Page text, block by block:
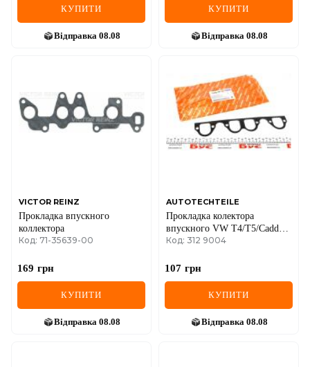
КУПИТИ
Відправка 08.08
КУПИТИ
Відправка 08.08
VICTOR REINZ
Прокладка впускного
коллектора
Код: 71-35639-00
169 грн
КУПИТИ
Відправка 08.08
AUTOTECHTEILE
Прокладка колектора
впускного VW T4/T5/Caddy
1.9TDI
Код: 312 9004
107 грн
КУПИТИ
Відправка 08.08